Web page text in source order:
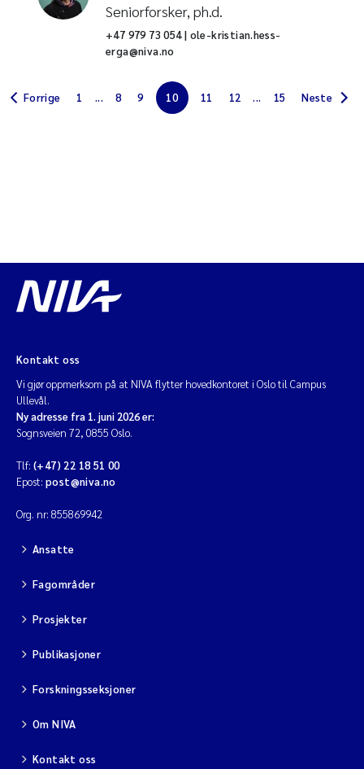
Vannkvalitet
Samlet miljøpåvirkning
Naturmangfold
Innsjøer
Bløtbunn
Hardbunn
Vannanalyse
Seniorforsker, ph.d.
+47 979 73 054 | ole-kristian.hess-
erga@niva.no
Forrige 1 ... 8 9 10 11 12 ... 15 Neste
Kontakt oss
Vi gjør oppmerksom på at NIVA flytter hovedkontoret i Oslo til Campus
Ullevål.
Ny adresse fra 1. juni 2026 er:
Sognsveien 72, 0855 Oslo.
Tlf: (+47) 22 18 51 00
Epost: post@niva.no
Org. nr: 855869942
Ansatte
Fagområder
Prosjekter
Publikasjoner
Forskningsseksjoner
Om NIVA
Kontakt oss